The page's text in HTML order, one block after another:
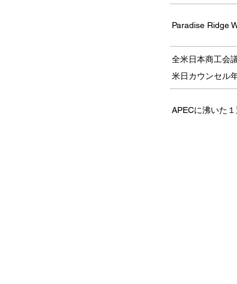
Paradise Ridge
全米日本商工会
米日カウンセル
APECに沸いた１